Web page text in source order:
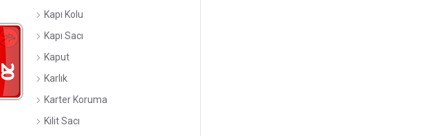
Kapı Kolu
Kapı Sacı
Kaput
Karlık
Karter Koruma
Kilit Sacı